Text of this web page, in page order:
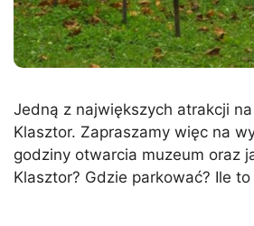
Jedną z największych atrakcji
Klasztor. Zapraszamy więc na
godziny otwarcia muzeum oraz
Klasztor? Gdzie parkować? Ile